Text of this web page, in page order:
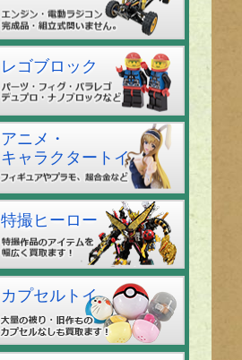
レゴブロック
アニメ・
キャラクタートイ
特撮ヒーロー
カプセルトイ